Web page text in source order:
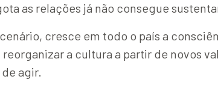
as relações já não consegue
cresce em todo o país a
a cultura a partir de novos
agir.